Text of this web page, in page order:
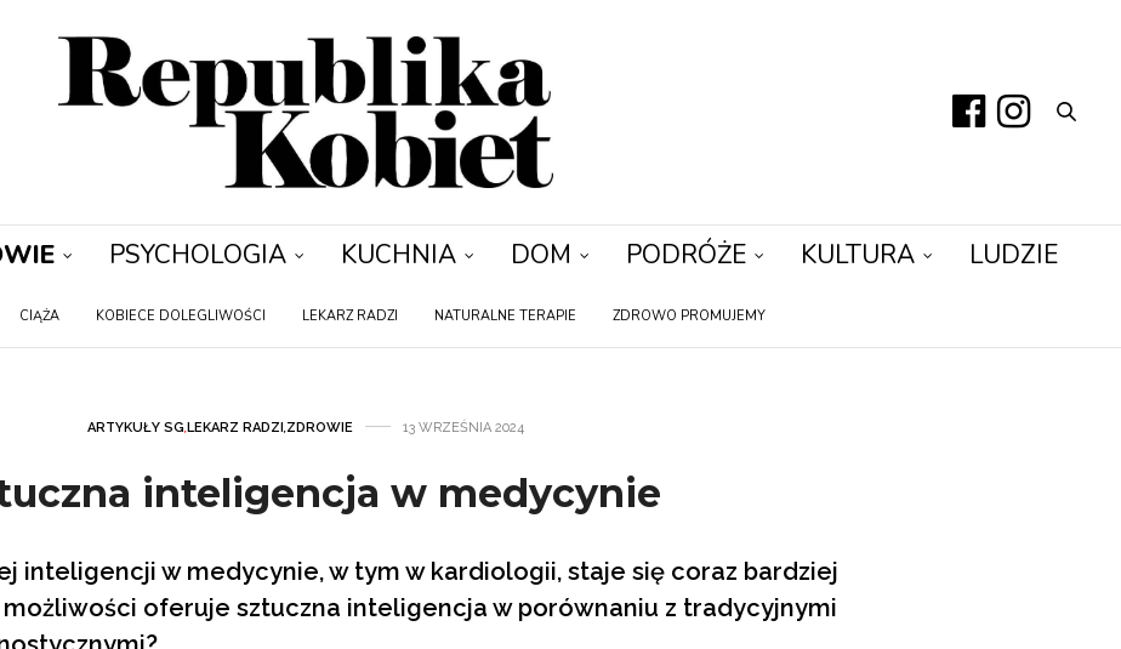
PSYCHOLOGIA KUCHNIA DOM PODRÓŻE KULTURA LUDZIE
CIĄŻA KOBIECE DOLEGLIWOŚCI LEKARZ RADZI NATURALNE TERAPIE ZDROWO PROMUJEMY
ARTYKUŁY SG,LEKARZ RADZI,ZDROWIE 13 WRZEŚNIA 2024
inteligencja w medycynie
inteligencji w medycynie, w tym w kardiologii, staje się coraz bardziej
możliwości oferuje sztuczna inteligencja w porównaniu z tradycyjnymi